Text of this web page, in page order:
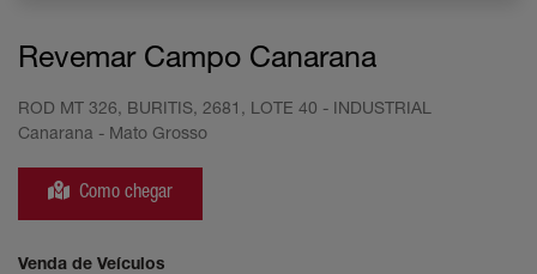
Revemar Campo Canarana
ROD MT 326, BURITIS, 2681, LOTE 40 - INDUSTRIAL
Canarana - Mato Grosso
Como chegar
Venda de Veículos